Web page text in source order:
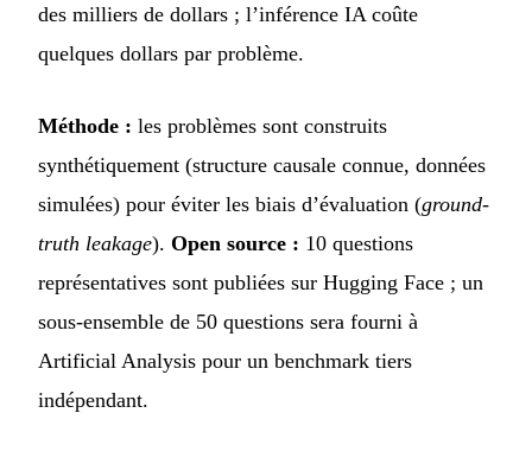
des milliers de dollars ; l’inférence IA coûte
quelques dollars par problème.
Méthode : les problèmes sont construits
synthétiquement (structure causale connue, données
simulées) pour éviter les biais d’évaluation (ground-
truth leakage). Open source : 10 questions
représentatives sont publiées sur Hugging Face ; un
sous-ensemble de 50 questions sera fourni à
Artificial Analysis pour un benchmark tiers
indépendant.